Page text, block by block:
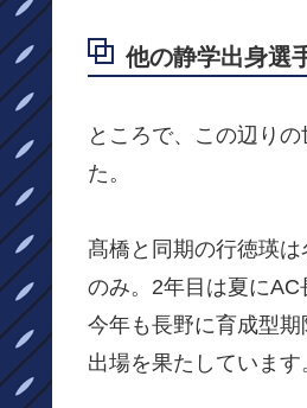
他の静学出身選
ところで、この辺り
た。
髙橋と同期の行徳瑛
のみ。2年目は夏に
今年も長野に育成型
出場を果たしています